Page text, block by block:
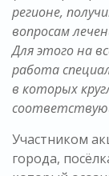
регионе,
вопросам
Для этого на
работа
в которых
Участником
города,